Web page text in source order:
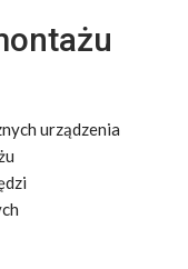
urządzenia